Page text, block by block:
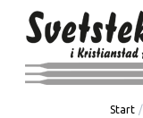
Start /